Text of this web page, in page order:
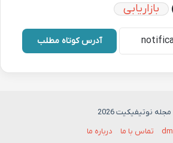
بازاریابی
آدرس کوتاه مطلب
مجله نوتیفیکیت 2026
تماس با ما درباره ما